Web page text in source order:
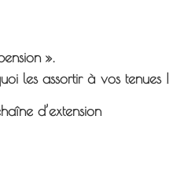
».
les assortir à vos tenues !
d’extension